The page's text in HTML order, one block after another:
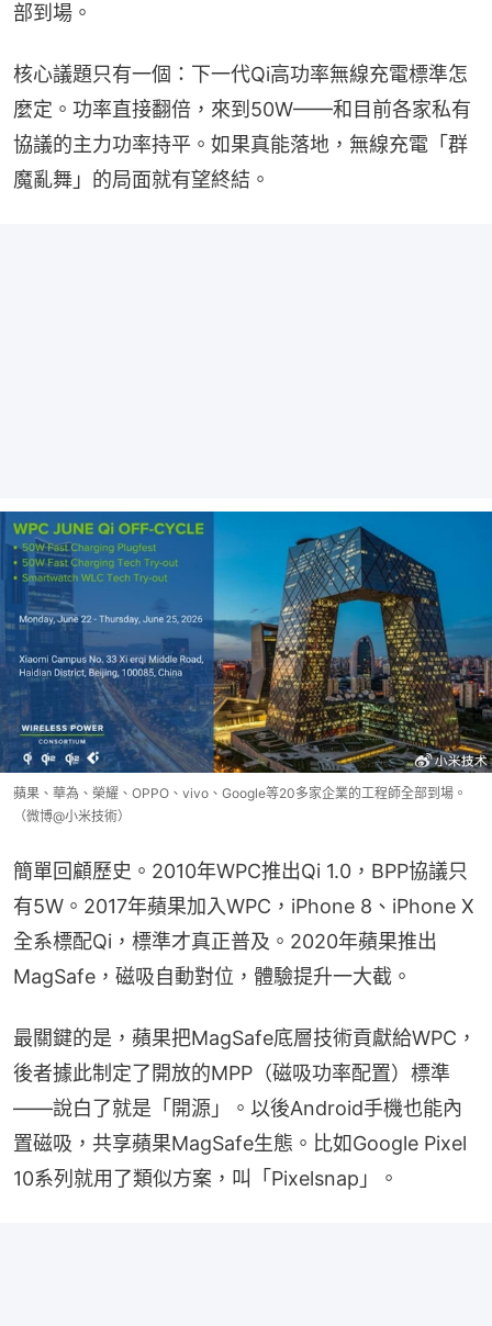
部到場。
核心議題只有一個：下一代Qi高功率無線充電標準怎
麼定。功率直接翻倍，來到50W——和目前各家私有
協議的主力功率持平。如果真能落地，無線充電「群
魔亂舞」的局面就有望終結。
蘋果、華為、榮耀、OPPO、vivo、Google等20多家企業的工程師全部到場。
（微博@小米技術）
簡單回顧歷史。2010年WPC推出Qi 1.0，BPP協議只
有5W。2017年蘋果加入WPC，iPhone 8、iPhone X
全系標配Qi，標準才真正普及。2020年蘋果推出
MagSafe，磁吸自動對位，體驗提升一大截。
最關鍵的是，蘋果把MagSafe底層技術貢獻給WPC，
後者據此制定了開放的MPP（磁吸功率配置）標準
——說白了就是「開源」。以後Android手機也能內
置磁吸，共享蘋果MagSafe生態。比如Google Pixel
10系列就用了類似方案，叫「Pixelsnap」。